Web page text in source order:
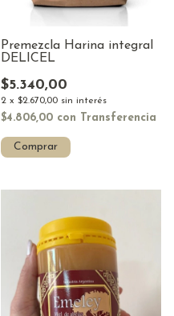
Premezcla Harina integral
DELICEL
$5.340,00
2 x $2.670,00 sin interés
$4.806,00 con Transferencia
Comprar